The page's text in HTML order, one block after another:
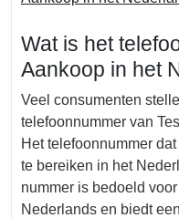
Wat is het
Aankoop in het
Veel consumenten
telefoonnummer van
Het telefoonnummer
te bereiken in het
nummer is bedoeld
Nederlands en biedt